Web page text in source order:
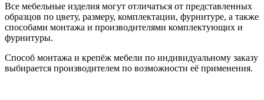
Все мебельные изделия могут отличаться от представленных
образцов по цвету, размеру, комплектации, фурнитуре, а также
способами монтажа и производителями комплектующих и
фурнитуры.
Способ монтажа и крепёж мебели по индивидуальному заказу
выбирается производителем по возможности её применения.